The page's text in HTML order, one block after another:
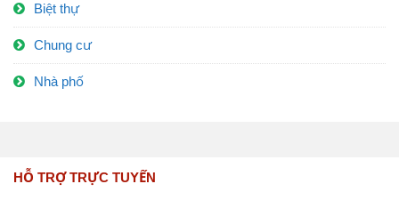
Biệt thự
Chung cư
Nhà phố
HỖ TRỢ TRỰC TUYẾN